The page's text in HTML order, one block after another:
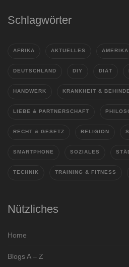
Schlagwörter
AFRIKA AKTUELLES AMERIKA
DEUTSCHLAND DIY DIÄT
HANDWERK KRANKHEIT &
LIEBE & PARTNERSCHAFT
RECHT & GESETZ RELIGION
SMARTPHONE SOZIALES
TECHNIK TRAINING & FITNESS
Nützliches
Home
Blogs A – Z